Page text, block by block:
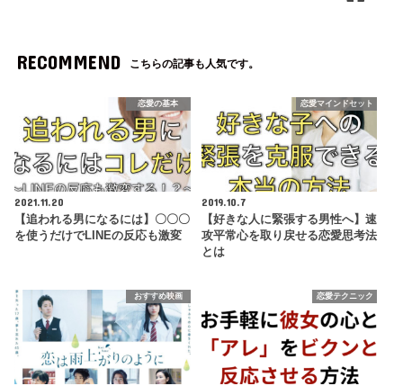
RECOMMEND こちらの記事も人気です。
恋愛の基本
2021.11.20
【追われる男になるには】〇〇〇
を使うだけでLINEの反応も激変
恋愛マインドセット
2019.10.7
【好きな人に緊張する男性へ】速
攻平常心を取り戻せる恋愛思考法
とは
おすすめ映画 恋愛テクニック